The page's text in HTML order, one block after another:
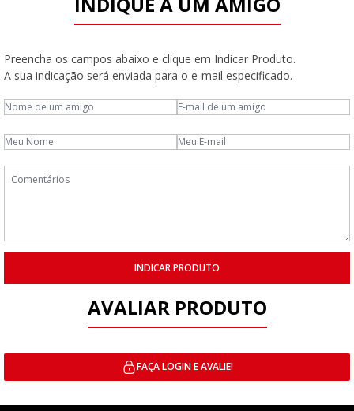
Preencha os campos abaixo e clique em Indicar Produto.
A sua indicação será enviada para o e-mail especificado.
INDICAR PRODUTO
AVALIAR PRODUTO
FAÇA LOGIN E AVALIE!